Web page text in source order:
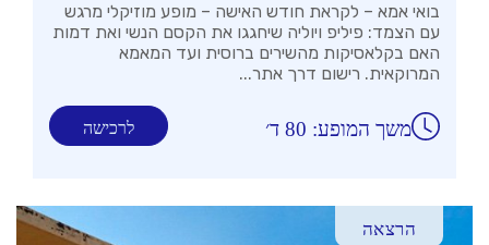
בואי אמא – לקראת חודש האישה – מופע מוזיקלי מרגש
עם הצמד: פיליפ ויוליה שיחגגו את הקסם הנשי ואת דמות
האם בקלאסיקות מהשירים ברוסית ועד המאמא
המרוקאית. רישום דרך אתר...
לרכישה משך המופע: 80 ד׳
הרצאה